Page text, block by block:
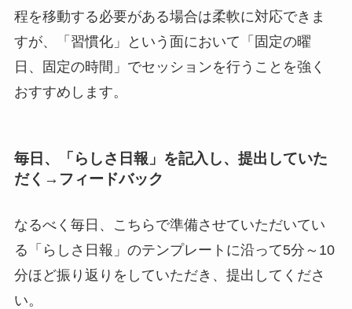
程を移動する必要がある場合は柔軟に対応できま
すが、「習慣化」という面において「固定の曜
日、固定の時間」でセッションを行うことを強く
おすすめします。
毎日、「らしさ日報」を記入し、提出していた
だく→フィードバック
なるべく毎日、こちらで準備させていただいてい
る「らしさ日報」のテンプレートに沿って5分～10
分ほど振り返りをしていただき、提出してくださ
い。